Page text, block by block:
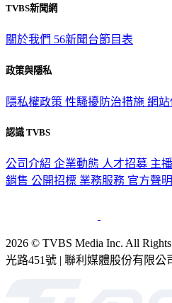
TVBS新聞網
關於我們 56新聞台節目表
政策與隱私
隱私權政策 性騷擾防治措施 網站
認識 TVBS
公司介紹 企業動態 人才招募 主
銷售 公開招標 業務服務 官方聲明
2026 © TVBS Media Inc. All
光路451號 | 聯利媒體股份有限公